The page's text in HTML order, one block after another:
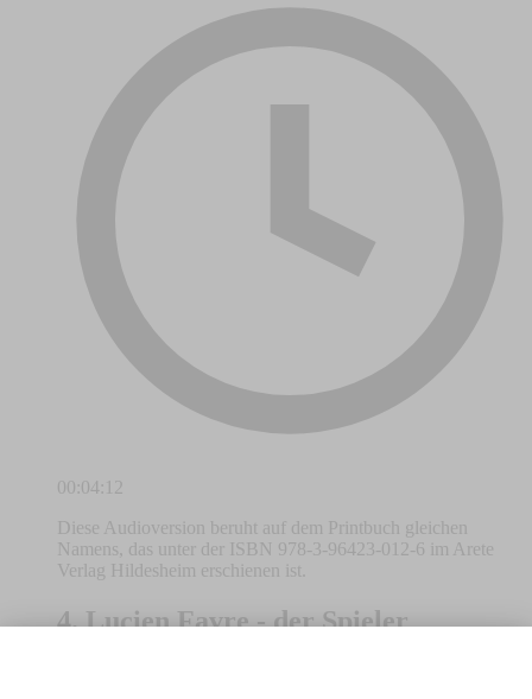
00:04:12
Diese Audioversion beruht auf dem Printbuch gleichen
Namens, das unter der ISBN 978-3-96423-012-6 im Arete
Verlag Hildesheim erschienen ist.
4. Lucien Favre - der Spieler